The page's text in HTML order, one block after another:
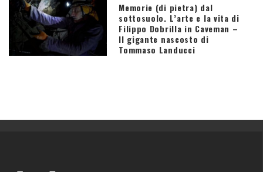
Memorie (di pietra) dal
sottosuolo. L’arte e la vita di
Filippo Dobrilla in Caveman –
Il gigante nascosto di
Tommaso Landucci